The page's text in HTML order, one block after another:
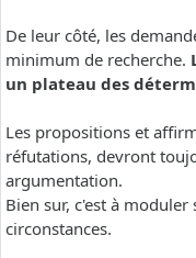
De leur côté, les
minimum de recherche.
un plateau des
Les propositions et
réfutations, devront
argumentation.
Bien sur, c'est à
circonstances.